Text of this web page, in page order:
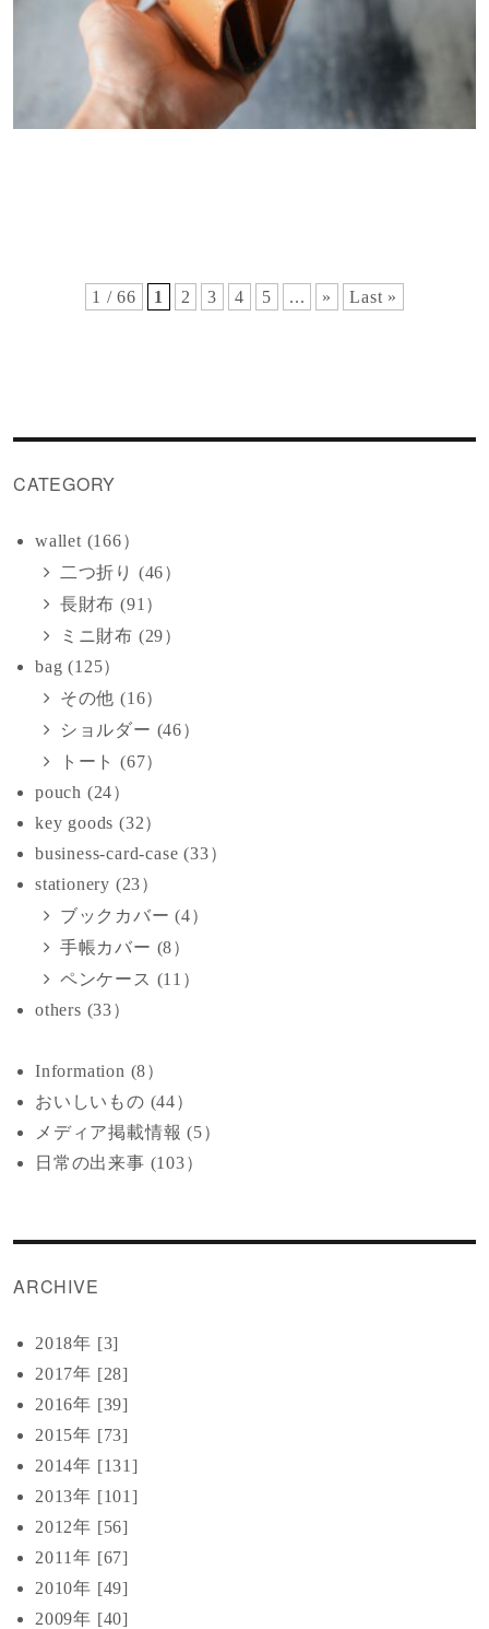
1 / 66 1 2 3 4 5 ... » Last »
CATEGORY
wallet (166）
二つ折り (46）
長財布 (91）
ミニ財布 (29）
bag (125）
その他 (16）
ショルダー (46）
トート (67）
pouch (24）
key goods (32）
business-card-case (33）
stationery (23）
ブックカバー (4）
手帳カバー (8）
ペンケース (11）
others (33）
Information (8）
おいしいもの (44）
メディア掲載情報 (5）
日常の出来事 (103）
ARCHIVE
2018年 [3]
2017年 [28]
2016年 [39]
2015年 [73]
2014年 [131]
2013年 [101]
2012年 [56]
2011年 [67]
2010年 [49]
2009年 [40]